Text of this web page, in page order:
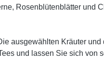
Rosenblütenblätter und
ausgewählten Kräuter und
und lassen Sie sich von